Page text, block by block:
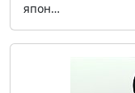
япон…